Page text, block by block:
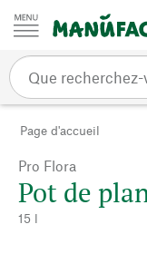
Passer au contenu
Page d'accueil
Pro Flora
Pot de
15 l